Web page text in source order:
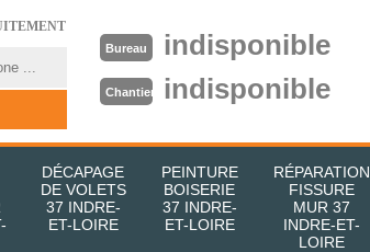
Bureau indisponible
Chantier indisponible
DÉCAPAGE
DE VOLETS
37 INDRE-
ET-LOIRE
PEINTURE
BOISERIE
37 INDRE-
ET-LOIRE
RÉPARATION
FISSURE
MUR 37
INDRE-ET-
LOIRE